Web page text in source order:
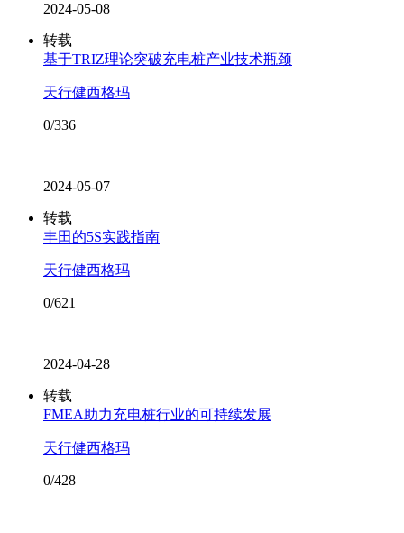
2024-05-08
转载
基于TRIZ理论突破充电桩产业技术瓶颈
天行健西格玛
0/336
2024-05-07
转载
丰田的5S实践指南
天行健西格玛
0/621
2024-04-28
转载
FMEA助力充电桩行业的可持续发展
天行健西格玛
0/428